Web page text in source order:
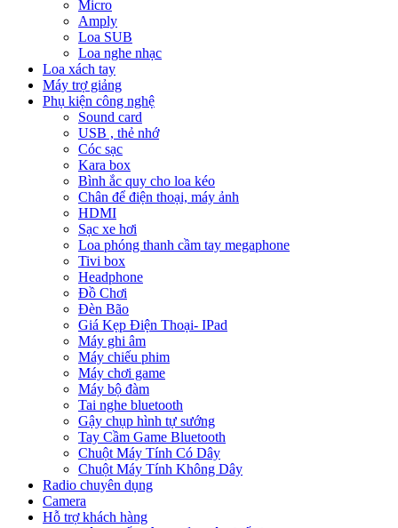
Micro
Amply
Loa SUB
Loa nghe nhạc
Loa xách tay
Máy trợ giảng
Phụ kiện công nghệ
Sound card
USB , thẻ nhớ
Cóc sạc
Kara box
Bình ắc quy cho loa kéo
Chân để điện thoại, máy ảnh
HDMI
Sạc xe hơi
Loa phóng thanh cầm tay megaphone
Tivi box
Headphone
Đồ Chơi
Đèn Bão
Giá Kẹp Điện Thoại- IPad
Máy ghi âm
Máy chiếu phim
Máy chơi game
Máy bộ đàm
Tai nghe bluetooth
Gậy chụp hình tự sướng
Tay Cầm Game Bluetooth
Chuột Máy Tính Có Dây
Chuột Máy Tính Không Dây
Radio chuyên dụng
Camera
Hỗ trợ khách hàng